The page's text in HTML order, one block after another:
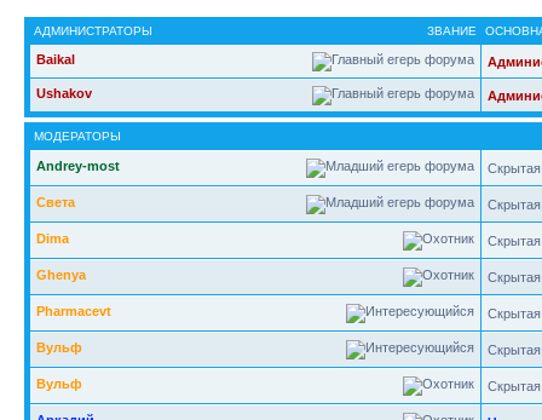
ЗВАНИЕ
АДМИНИСТРАТОРЫ
Baikal
Ushakov
МОДЕРАТОРЫ
Andrey-most Скрытая
Света Скрытая
Dima Скрытая
Ghenya Скрытая
Pharmacevt Скрытая
Вульф Скрытая
Вульф Скрытая